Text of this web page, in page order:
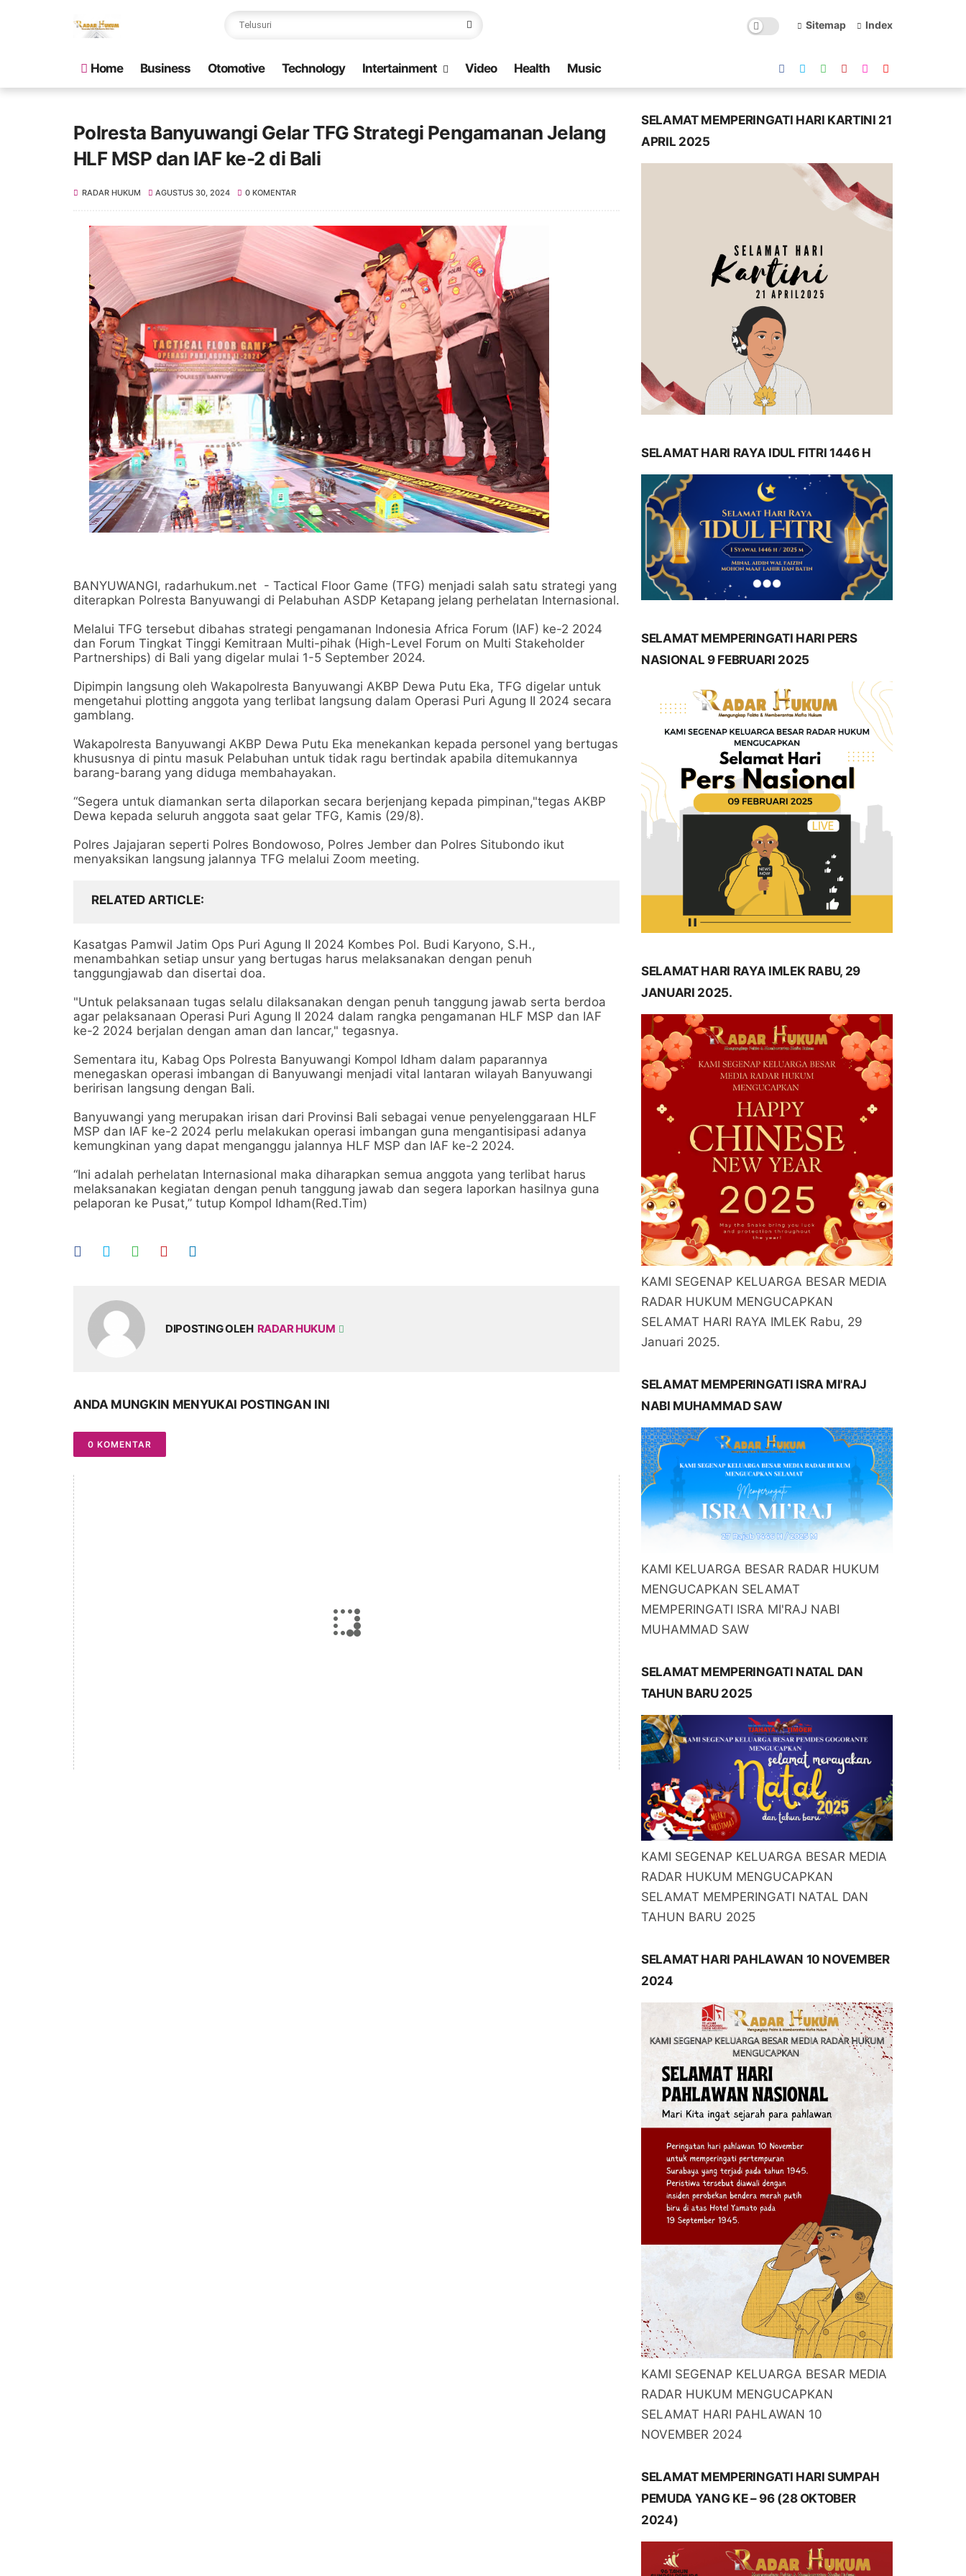
Sitemap Index
Home Business Otomotive Technology Intertainment Video Health Music
Polresta Banyuwangi Gelar TFG Strategi Pengamanan Jelang
HLF MSP dan IAF ke-2 di Bali
RADAR HUKUM AGUSTUS 30, 2024 0 KOMENTAR
BANYUWANGI, radarhukum.net - Tactical Floor Game (TFG) menjadi salah satu strategi yang
diterapkan Polresta Banyuwangi di Pelabuhan ASDP Ketapang jelang perhelatan Internasional.
Melalui TFG tersebut dibahas strategi pengamanan Indonesia Africa Forum (IAF) ke-2 2024
dan Forum Tingkat Tinggi Kemitraan Multi-pihak (High-Level Forum on Multi Stakeholder
Partnerships) di Bali yang digelar mulai 1-5 September 2024.
Dipimpin langsung oleh Wakapolresta Banyuwangi AKBP Dewa Putu Eka, TFG digelar untuk
mengetahui plotting anggota yang terlibat langsung dalam Operasi Puri Agung II 2024 secara
gamblang.
Wakapolresta Banyuwangi AKBP Dewa Putu Eka menekankan kepada personel yang bertugas
khususnya di pintu masuk Pelabuhan untuk tidak ragu bertindak apabila ditemukannya
barang-barang yang diduga membahayakan.
“Segera untuk diamankan serta dilaporkan secara berjenjang kepada pimpinan,"tegas AKBP
Dewa kepada seluruh anggota saat gelar TFG, Kamis (29/8).
Polres Jajajaran seperti Polres Bondowoso, Polres Jember dan Polres Situbondo ikut
menyaksikan langsung jalannya TFG melalui Zoom meeting.
RELATED ARTICLE
Kasatgas Pamwil Jatim Ops Puri Agung II 2024 Kombes Pol. Budi Karyono, S.H.,
menambahkan setiap unsur yang bertugas harus melaksanakan dengan penuh
tanggungjawab dan disertai doa.
"Untuk pelaksanaan tugas selalu dilaksanakan dengan penuh tanggung jawab serta berdoa
agar pelaksanaan Operasi Puri Agung II 2024 dalam rangka pengamanan HLF MSP dan IAF
ke-2 2024 berjalan dengan aman dan lancar," tegasnya.
Sementara itu, Kabag Ops Polresta Banyuwangi Kompol Idham dalam paparannya
menegaskan operasi imbangan di Banyuwangi menjadi vital lantaran wilayah Banyuwangi
beririsan langsung dengan Bali.
Banyuwangi yang merupakan irisan dari Provinsi Bali sebagai venue penyelenggaraan HLF
MSP dan IAF ke-2 2024 perlu melakukan operasi imbangan guna mengantisipasi adanya
kemungkinan yang dapat menganggu jalannya HLF MSP dan IAF ke-2 2024.
“Ini adalah perhelatan Internasional maka diharapkan semua anggota yang terlibat harus
melaksanakan kegiatan dengan penuh tanggung jawab dan segera laporkan hasilnya guna
pelaporan ke Pusat,” tutup Kompol Idham(Red.Tim)
DIPOSTING OLEH RADAR HUKUM
ANDA MUNGKIN MENYUKAI POSTINGAN INI
0 KOMENTAR
SELAMAT MEMPERINGATI HARI KARTINI 21
APRIL 2025
SELAMAT HARI RAYA IDUL FITRI 1446 H
SELAMAT MEMPERINGATI HARI PERS
NASIONAL 9 FEBRUARI 2025
SELAMAT HARI RAYA IMLEK RABU, 29
JANUARI 2025.
KAMI SEGENAP KELUARGA BESAR MEDIA
RADAR HUKUM MENGUCAPKAN
SELAMAT HARI RAYA IMLEK Rabu, 29
Januari 2025.
SELAMAT MEMPERINGATI ISRA MI'RAJ
NABI MUHAMMAD SAW
KAMI KELUARGA BESAR RADAR HUKUM
MENGUCAPKAN SELAMAT
MEMPERINGATI ISRA MI'RAJ NABI
MUHAMMAD SAW
SELAMAT MEMPERINGATI NATAL DAN
TAHUN BARU 2025
KAMI SEGENAP KELUARGA BESAR MEDIA
RADAR HUKUM MENGUCAPKAN
SELAMAT MEMPERINGATI NATAL DAN
TAHUN BARU 2025
SELAMAT HARI PAHLAWAN 10 NOVEMBER
2024
KAMI SEGENAP KELUARGA BESAR MEDIA
RADAR HUKUM MENGUCAPKAN
SELAMAT HARI PAHLAWAN 10
NOVEMBER 2024
SELAMAT MEMPERINGATI HARI SUMPAH
PEMUDA YANG KE – 96 (28 OKTOBER
2024)